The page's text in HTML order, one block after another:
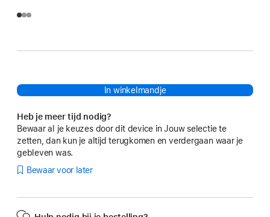
In winkelmandje
Heb je meer tijd nodig?
Bewaar al je keuzes door dit device in Jouw selectie te
zetten, dan kun je altijd terugkomen en verdergaan waar je
gebleven was.
Bewaar voor later